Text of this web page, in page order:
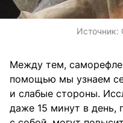
Источник:
Между тем,
помощью мы узнаем
и слабые стороны.
даже 15 минут в день,